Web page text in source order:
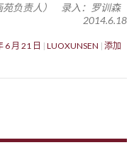
苑负责人） 录入：罗训森
2014.6.18
6 月 21 日 LUOXUNSEN 添加